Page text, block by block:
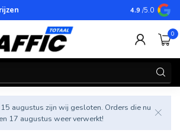
Betrouwbare
4.9 /5.0
0
augustus zijn wij gesloten. Orders die nu
17 augustus weer verwerkt!